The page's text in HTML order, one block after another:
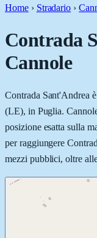
Home › Stradario ›
Contrada
Cannole
Contrada Sant'Andrea
(LE), in Puglia.
posizione esatta sulla
per raggiungere
mezzi pubblici, oltre